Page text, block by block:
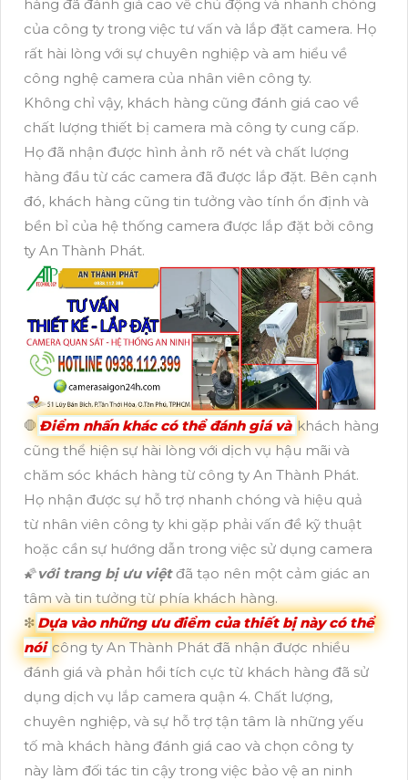
hàng đã đánh giá cao về chủ động và nhanh chóng
của công ty trong việc tư vấn và lắp đặt camera. Họ
rất hài lòng với sự chuyên nghiệp và am hiểu về
công nghệ camera của nhân viên công ty.
Không chỉ vậy, khách hàng cũng đánh giá cao về
chất lượng thiết bị camera mà công ty cung cấp.
Họ đã nhận được hình ảnh rõ nét và chất lượng
hàng đầu từ các camera đã được lắp đặt. Bên cạnh
đó, khách hàng cũng tin tưởng vào tính ổn định và
bền bỉ của hệ thống camera được lắp đặt bởi công
ty An Thành Phát.
🛑 Điểm nhấn khác có thể đánh giá và khách hàng
cũng thể hiện sự hài lòng với dịch vụ hậu mãi và
chăm sóc khách hàng từ công ty An Thành Phát.
Họ nhận được sự hỗ trợ nhanh chóng và hiệu quả
từ nhân viên công ty khi gặp phải vấn đề kỹ thuật
hoặc cần sự hướng dẫn trong việc sử dụng camera
🌠với trang bị ưu việtđã tạo nên một cảm giác an
tâm và tin tưởng từ phía khách hàng.
❇Dựa vào những ưu điểm của thiết bị này có thể
nóicông ty An Thành Phát đã nhận được nhiều
đánh giá và phản hồi tích cực từ khách hàng đã sử
dụng dịch vụ lắp camera quận 4. Chất lượng,
chuyên nghiệp, và sự hỗ trợ tận tâm là những yếu
tố mà khách hàng đánh giá cao và chọn công ty
này làm đối tác tin cậy trong việc bảo vệ an ninh